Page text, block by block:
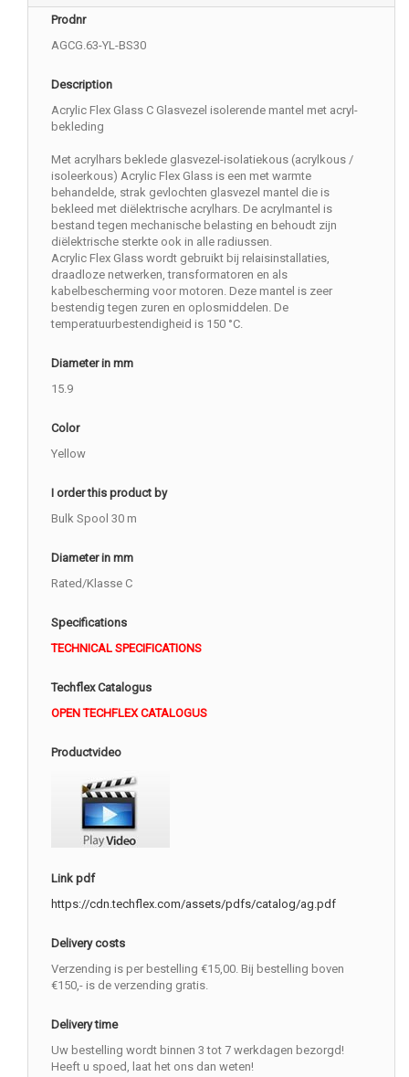
Prodnr
AGCG.63-YL-BS30
Description
Acrylic Flex Glass C Glasvezel isolerende mantel met acryl-
bekleding
Met acrylhars beklede glasvezel-isolatiekous (acrylkous /
isoleerkous) Acrylic Flex Glass is een met warmte
behandelde, strak gevlochten glasvezel mantel die is
bekleed met diëlektrische acrylhars. De acrylmantel is
bestand tegen mechanische belasting en behoudt zijn
diëlektrische sterkte ook in alle radiussen.
Acrylic Flex Glass wordt gebruikt bij relaisinstallaties,
draadloze netwerken, transformatoren en als
kabelbescherming voor motoren. Deze mantel is zeer
bestendig tegen zuren en oplosmiddelen. De
temperatuurbestendigheid is 150 °C.
Diameter in mm
15.9
Color
Yellow
I order this product by
Bulk Spool 30 m
Diameter in mm
Rated/Klasse C
Specifications
TECHNICAL SPECIFICATIONS
Techflex Catalogus
OPEN TECHFLEX CATALOGUS
Productvideo
Link pdf
https://cdn.techflex.com/assets/pdfs/catalog/ag.pdf
Delivery costs
Verzending is per bestelling €15,00. Bij bestelling boven
€150,- is de verzending gratis.
Delivery time
Uw bestelling wordt binnen 3 tot 7 werkdagen bezorgd!
Heeft u spoed, laat het ons dan weten!